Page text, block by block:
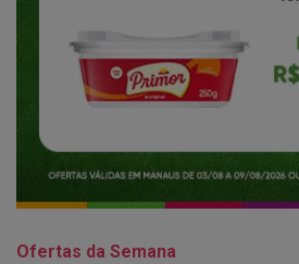
Ofertas da Semana